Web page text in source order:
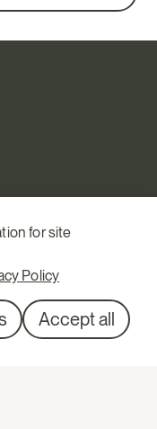
for site
Policy
Accept all